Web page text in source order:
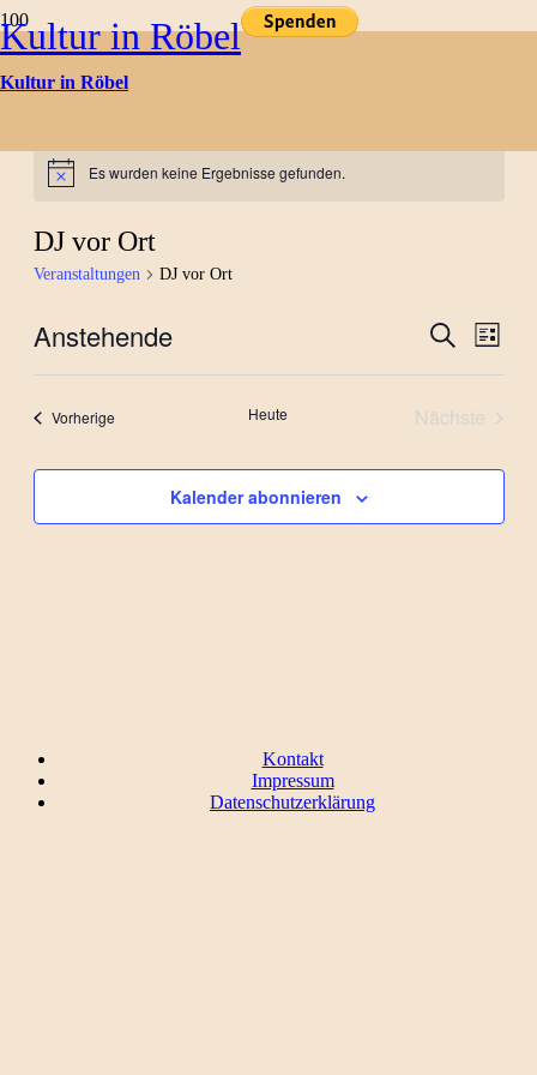
Kultur in Röbel
Kultur in Röbel
HinweisEs wurden keine Ergebnisse gefunden.
DJ vor Ort
Veranstaltungen DJ vor Ort
Suche
und
Suche
Liste
Anstehende
VorherigeVeranstaltungen Heute
Nächste
Kalender abonnieren
Kontakt
Impressum
Datenschutzerklärung